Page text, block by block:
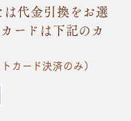
代金引換をお選
ードは下記のカ
カード決済のみ）